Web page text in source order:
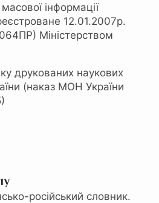
інформації
12.01.2007р.
Міністерством
друкованих наукових
(наказ МОН України
російський словник.